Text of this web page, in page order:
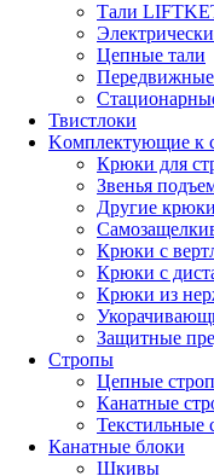
Тали
Цепные тали
Передвижные
Твистлоки
Kомплектующие к
Крюки для
Звенья
Другие крюки
Крюки с
Крюки с
Крюки из
Защитные
Стропы
Цепные
Канатные
Текстильные
Канатные блоки
Шкивы